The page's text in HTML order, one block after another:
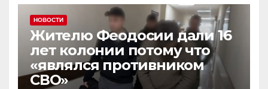
НОВОСТИ
Жителю Феодосии дали 16
лет колонии потому что
«являлся противником
СВО»